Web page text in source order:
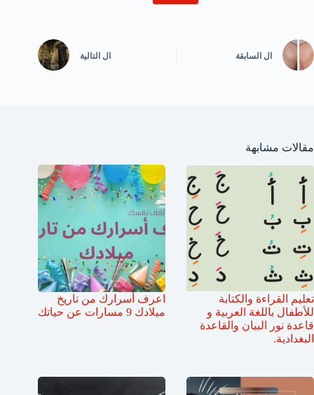
ال السابقة ال التالية
مقالات مشابهة
تعليم القراءة والكتابة
للأطفال باللغة العربية و
قاعدة نور البيان والقاعدة
البغدادية.
اعرف أسرارك من تاريخ
ميلادك 9 مسارات عن حياتك